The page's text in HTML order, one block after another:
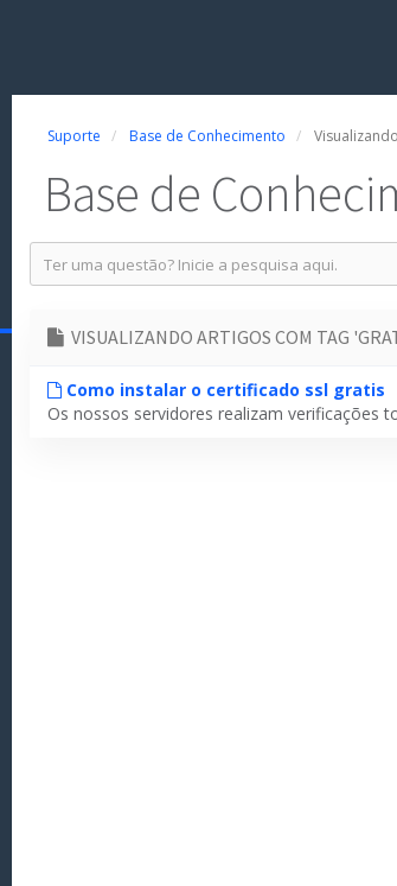
Suporte Base de Conhecimento
Base de
VISUALIZANDO ARTIGOS COM TAG
Como instalar o certificado ssl gratis
Os nossos servidores realizam verificações